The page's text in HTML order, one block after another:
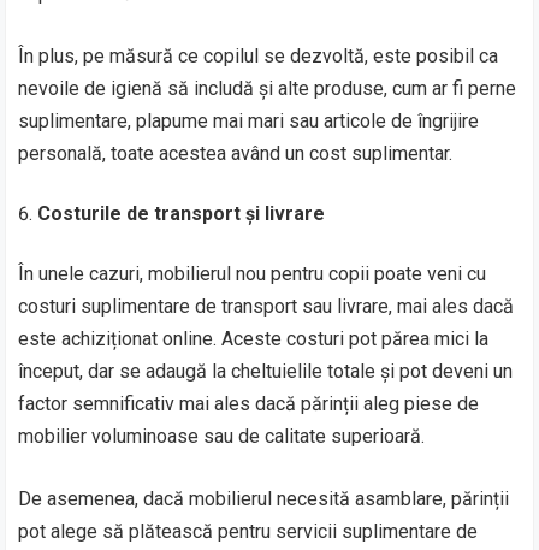
În plus, pe măsură ce copilul se dezvoltă, este posibil ca
nevoile de igienă să includă și alte produse, cum ar fi perne
suplimentare, plapume mai mari sau articole de îngrijire
personală, toate acestea având un cost suplimentar.
Costurile de transport și livrare
În unele cazuri, mobilierul nou pentru copii poate veni cu
costuri suplimentare de transport sau livrare, mai ales dacă
este achiziționat online. Aceste costuri pot părea mici la
început, dar se adaugă la cheltuielile totale și pot deveni un
factor semnificativ mai ales dacă părinții aleg piese de
mobilier voluminoase sau de calitate superioară.
De asemenea, dacă mobilierul necesită asamblare, părinții
pot alege să plătească pentru servicii suplimentare de